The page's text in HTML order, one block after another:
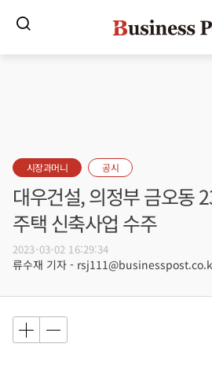
시장과머니 공시
대우건설, 의정부 금오동
주택 신축사업 수주
2023-03-02 16:29:34
류수재 기자 -